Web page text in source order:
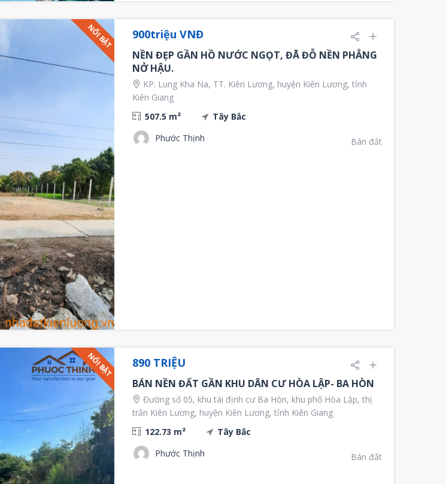
NỔI BẬT 900triệu VNĐ
NỀN ĐẸP GẦN HỒ NƯỚC NGỌT, ĐÃ ĐỖ NỀN PHẲNG
NỞ HẬU.
KP. Lung Kha Na, TT. Kiên Lương, huyện Kiên Lương, tỉnh
Kiên Giang
507.5 m²
Tây Bắc
Phước Thịnh
Bán đất
NỔI BẬT 890 TRIỆU
BÁN NỀN ĐẤT GẦN KHU DÂN CƯ HÒA LẬP- BA HÒN
Đường số 05, khu tái định cư Ba Hòn, khu phố Hòa Lập, thị
trấn Kiên Lương, huyện Kiên Lương, tỉnh Kiên Giang
122.73 m²
Tây Bắc
Phước Thịnh
Bán đất